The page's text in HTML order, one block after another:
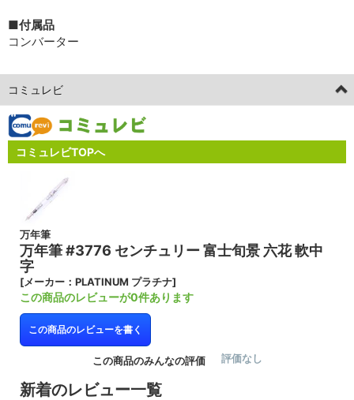
■付属品
コンバーター
コミュレビ
コミュレビTOPへ
万年筆
万年筆 #3776 センチュリー 富士旬景 六花 軟中
字
[メーカー：PLATINUM プラチナ]
この商品のレビューが0件あります
この商品のレビューを書く
この商品のみんなの評価 評価なし
新着のレビュー一覧